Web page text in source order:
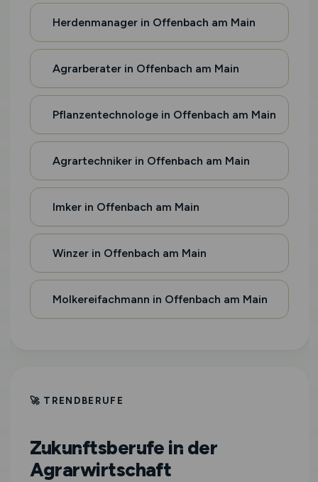
Herdenmanager in Offenbach am Main
Agrarberater in Offenbach am Main
Pflanzentechnologe in Offenbach am Main
Agrartechniker in Offenbach am Main
Imker in Offenbach am Main
Winzer in Offenbach am Main
Molkereifachmann in Offenbach am Main
🚀 TRENDBERUFE
Zukunftsberufe in der
Agrarwirtschaft